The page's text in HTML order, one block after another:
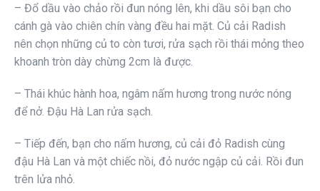
– Đổ dầu vào chảo rồi đun nóng lên, khi dầu sôi bạn cho
cánh gà vào chiên chín vàng đều hai mặt. Củ cải Radish
nên chọn những củ to còn tươi, rửa sạch rồi thái mỏng theo
khoanh tròn dày chừng 2cm là được.
– Thái khúc hành hoa, ngâm nấm hương trong nước nóng
để nở. Đậu Hà Lan rửa sạch.
– Tiếp đến, bạn cho nấm hương, củ cải đỏ Radish cùng
đậu Hà Lan và một chiếc nồi, đỏ nước ngập củ cải. Rồi đun
trên lửa nhỏ.